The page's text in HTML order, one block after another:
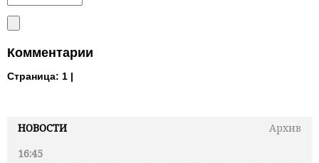
НОВОСТИ
Архив
16:45
Комментарии
Страница: 1 |